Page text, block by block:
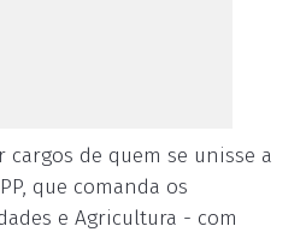
cargos de quem se unisse a
que comanda os
e Agricultura - com